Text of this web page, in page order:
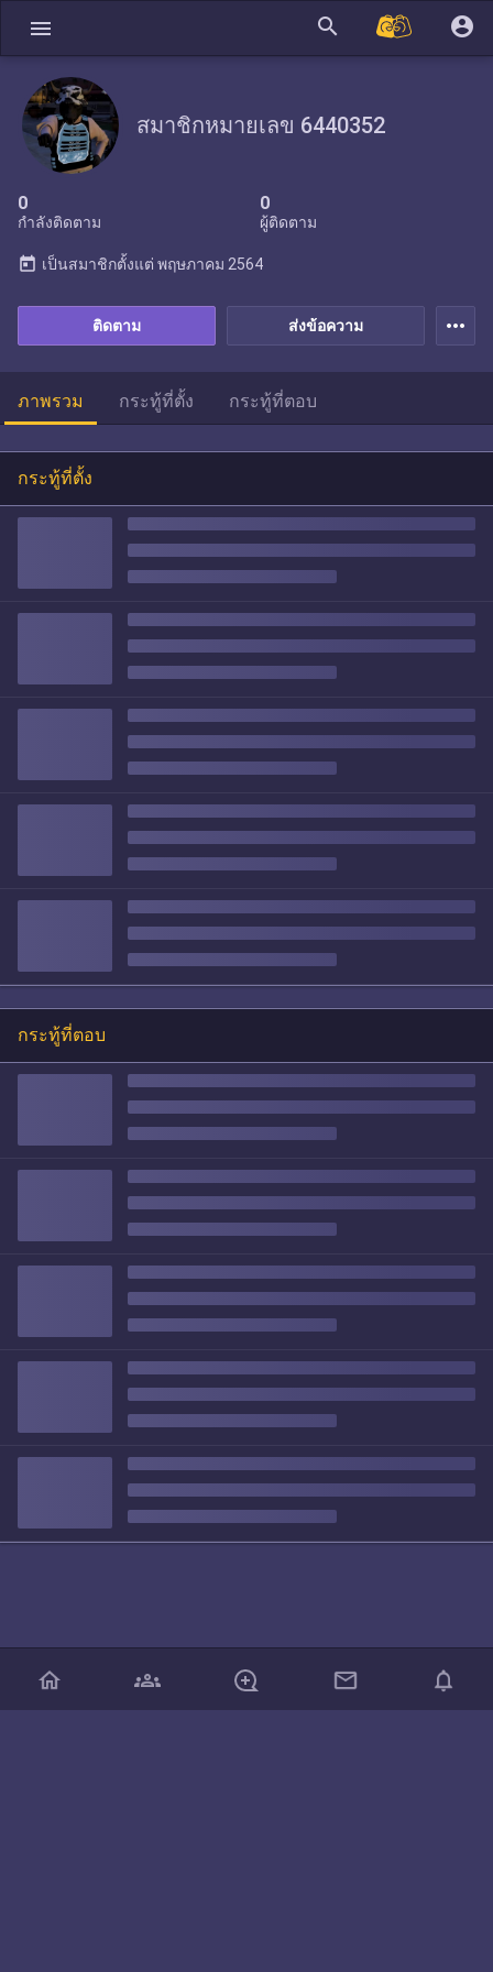
menu search account_circle
สมาชิกหมายเลข 6440352
0
กำลังติดตาม
0
ผู้ติดตาม
ส่งข้อความ
ติดตาม
today เป็นสมาชิกตั้งแต่ พฤษภาคม 2564
more_horiz
ภาพรวม กระทู้ที่ตั้ง กระทู้ที่ตอบ
กระทู้ที่ตั้ง
กระทู้ที่ตอบ